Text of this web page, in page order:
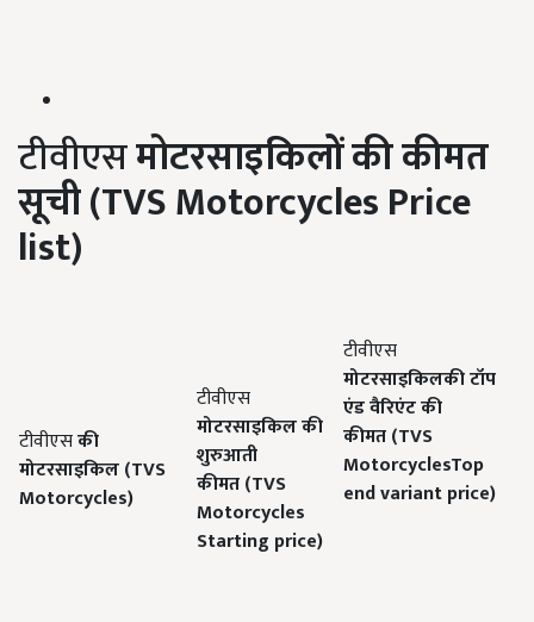
टीवीएसमोटरसाइकिलों की कीमत
सूची (TVSMotorcycles Price
list)
टीवीएसकी
मोटरसाइकिल(TVS
Motorcycles)
टीवीएस
मोटरसाइकिल की
शुरुआती
कीमत(TVS
Motorcycles
Starting price)
टीवीएस
मोटरसाइकिलकीटॉप
एंड वैरिएंट की
कीमत(TVS
MotorcyclesTop
end variant price)